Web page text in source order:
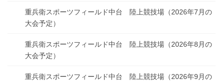
重兵衛スポーツフィールド中台 陸上競技場（2026年7月の
大会予定）
重兵衛スポーツフィールド中台 陸上競技場（2026年8月の
大会予定）
重兵衛スポーツフィールド中台 陸上競技場（2026年9月の